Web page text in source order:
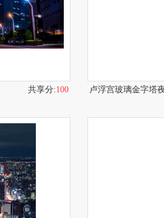
共享分:100 卢浮宫玻璃金字塔